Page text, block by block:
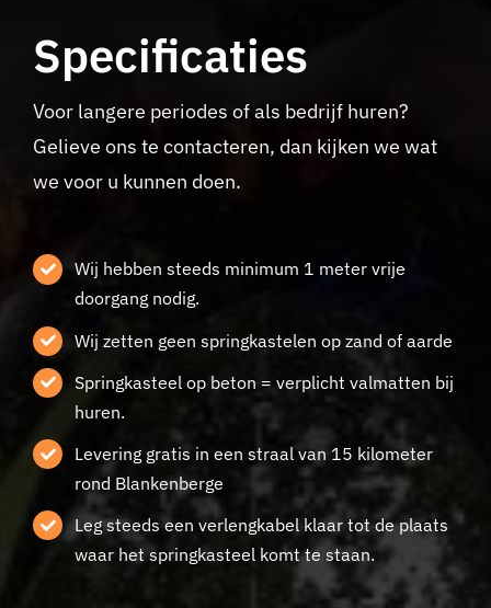
Specificaties
Voor langere periodes of als bedrijf huren?
Gelieve ons te contacteren, dan kijken we wat
we voor u kunnen doen.
Wij hebben steeds minimum 1 meter vrije
doorgang nodig.
Wij zetten geen springkastelen op zand of aarde
Springkasteel op beton = verplicht valmatten bij
huren.
Levering gratis in een straal van 15 kilometer
rond Blankenberge
Leg steeds een verlengkabel klaar tot de plaats
waar het springkasteel komt te staan.